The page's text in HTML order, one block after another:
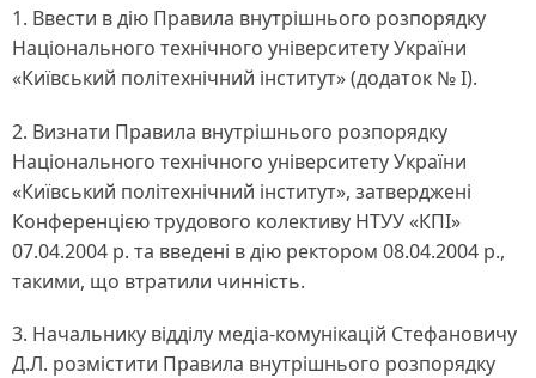
1. Ввести в дію Правила внутрішнього розпорядку
Національного технічного університету України
«Київський політехнічний інститут» (додаток № І).
2. Визнати Правила внутрішнього розпорядку
Національного технічного університету України
«Київський політехнічний інститут», затверджені
Конференцією трудового колективу НТУУ «КПІ»
07.04.2004 р. та введені в дію ректором 08.04.2004 p.,
такими, що втратили чинність.
3. Начальнику відділу медіа-комунікацій Стефановичу
Д.Л. розмістити Правила внутрішнього розпорядку